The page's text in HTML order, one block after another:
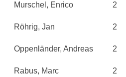
Murschel, Enrico 2
Röhrig, Jan 2
Oppenländer, Andreas 2
Rabus, Marc 2